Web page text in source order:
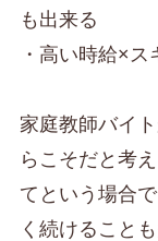
も出来る
・高い時給×
家庭教師バイ
らこそだと考
てという場合
く続けること